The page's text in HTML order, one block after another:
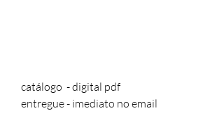
catálogo - digital pdf
entregue - imediato no email